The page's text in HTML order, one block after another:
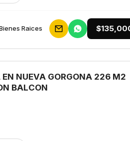
Raices
EN NUEVA GORGONA 226 M2
BALCON